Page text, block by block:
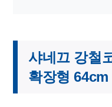
샤네끄 강철
확장형 64cm